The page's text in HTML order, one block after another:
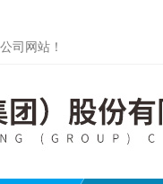
司网站！